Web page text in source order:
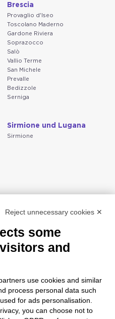
Brescia
Provaglio d'Iseo
Toscolano Maderno
Gardone Riviera
Soprazocco
Salò
Vallio Terme
San Michele
Prevalle
Bedizzole
Serniga
Sirmione und Lugana
Sirmione
Gargnano und Oberer
Gardasee
Gargnano
Tiarno di Sopra
Campione
Nago-Torbole
Torbole
Reject unnecessary cookies ✕
some
and
use cookies and similar
process personal data such
for ads personalisation.
you can choose not to